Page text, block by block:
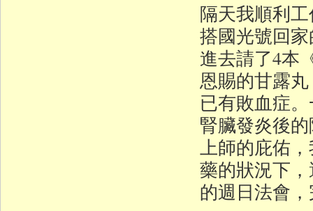
隔天我順利
搭國光號回
進去請了4本
恩賜的甘露
已有敗血症
腎臟發炎後
上師的庇佑
藥的狀況下
的週日法會